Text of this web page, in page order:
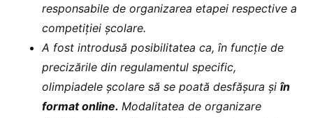
responsabile de organizarea etapei respective a
competiției școlare.
A fost introdusă posibilitatea ca, în funcție de
precizările din regulamentul specific,
olimpiadele școlare să se poată desfășura și în
format online. Modalitatea de organizare